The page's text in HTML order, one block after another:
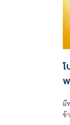
มี
ข้